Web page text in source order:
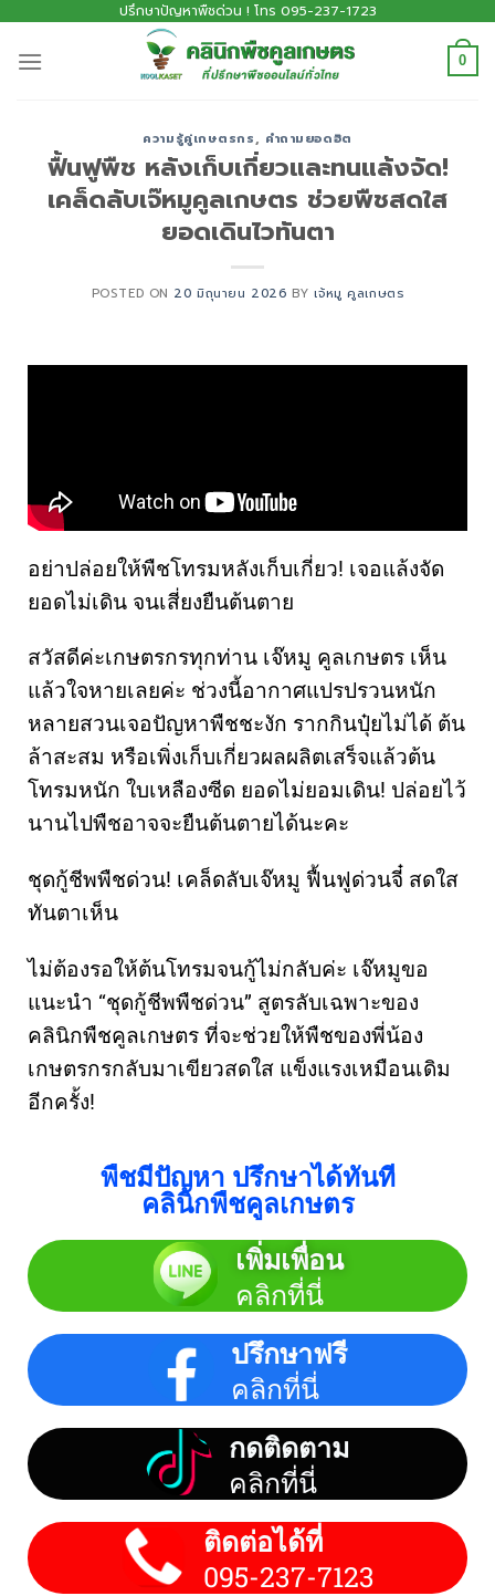
ปรึกษาปัญหาพืชด่วน ! โทร 095-237-1723
0
ความรู้คู่เกษตรกร, คำถามยอดฮิต
ฟื้นฟูพืช หลังเก็บเกี่ยวและทนแล้งจัด!
เคล็ดลับเจ๊หมูคูลเกษตร ช่วยพืชสดใส
ยอดเดินไวทันตา
POSTED ON 20 มิถุนายน 2026 BYเจ้หมู คูลเกษตร
อย่าปล่อยให้พืชโทรมหลังเก็บเกี่ยว! เจอแล้งจัด
ยอดไม่เดิน จนเสี่ยงยืนต้นตาย
สวัสดีค่ะเกษตรกรทุกท่าน เจ๊หมู คูลเกษตร เห็น
แล้วใจหายเลยค่ะ ช่วงนี้อากาศแปรปรวนหนัก
หลายสวนเจอปัญหาพืชชะงัก รากกินปุ๋ยไม่ได้ ต้น
ล้าสะสม หรือเพิ่งเก็บเกี่ยวผลผลิตเสร็จแล้วต้น
โทรมหนัก ใบเหลืองซีด ยอดไม่ยอมเดิน! ปล่อยไว้
นานไปพืชอาจจะยืนต้นตายได้นะคะ
ชุดกู้ชีพพืชด่วน! เคล็ดลับเจ๊หมู ฟื้นฟูด่วนจี๋ สดใส
ทันตาเห็น
ไม่ต้องรอให้ต้นโทรมจนกู้ไม่กลับค่ะ เจ๊หมูขอ
แนะนำ “ชุดกู้ชีพพืชด่วน” สูตรลับเฉพาะของ
คลินิกพืชคูลเกษตร ที่จะช่วยให้พืชของพี่น้อง
เกษตรกรกลับมาเขียวสดใส แข็งแรงเหมือนเดิม
อีกครั้ง!
พืชมีปัญหา ปรึกษาได้ทันที
คลินิกพืชคูลเกษตร
เพิ่มเพื่อน
คลิกที่นี่
ปรึกษาฟรี
คลิกที่นี่
กดติดตาม
คลิกที่นี่
ติดต่อได้ที่
095-237-7123